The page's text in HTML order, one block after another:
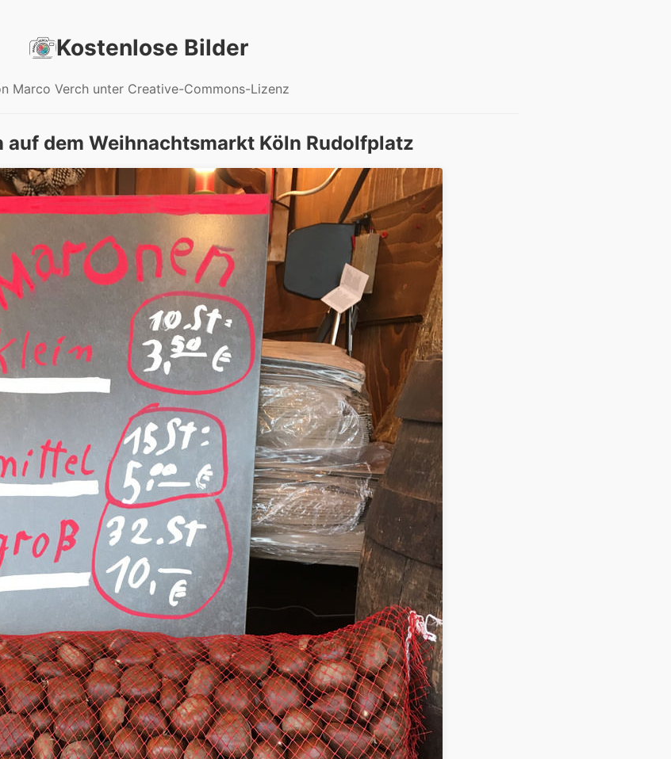
Kostenlose Bilder
Marco Verch unter Creative-Commons-Lizenz
auf dem Weihnachtsmarkt Köln Rudolfplatz